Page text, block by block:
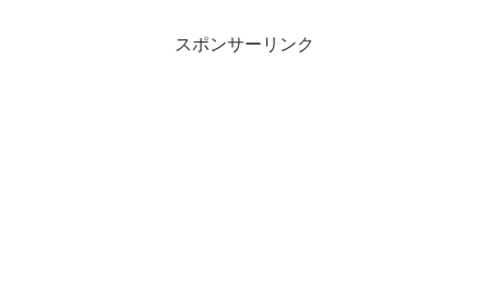
スポンサーリンク